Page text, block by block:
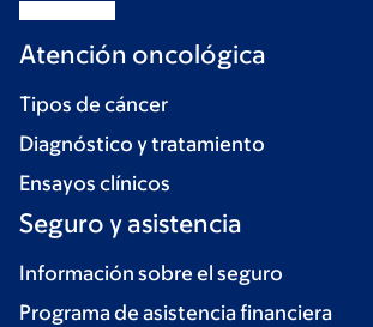
Atención oncológica
Tipos de cáncer
Diagnóstico y tratamiento
Ensayos clínicos
Seguro y asistencia
Información sobre el seguro
Programa de asistencia financiera